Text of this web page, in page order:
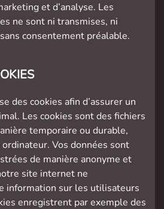
et d’analyse. Les
ne sont ni transmises, ni
consentement préalable.
des cookies afin d’assurer un
Les cookies sont des fichiers
temporaire ou durable,
Vos données sont
de manière anonyme et
site internet ne
information sur les utilisateurs
enregistrent par exemple des